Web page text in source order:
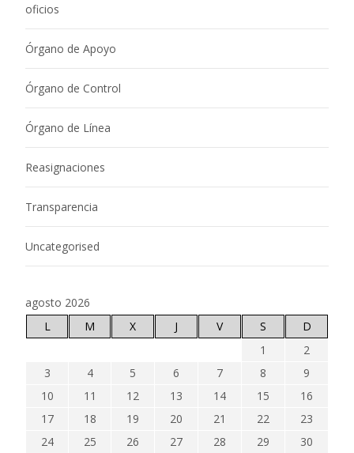
oficios
Órgano de Apoyo
Órgano de Control
Órgano de Línea
Reasignaciones
Transparencia
Uncategorised
agosto 2026
L
M X J V S
D
1
2
3
4 5 6 7 8
9
10
11 12 13 14 15
16
17
18 19 20 21 22
23
24
25 26 27 28 29
30